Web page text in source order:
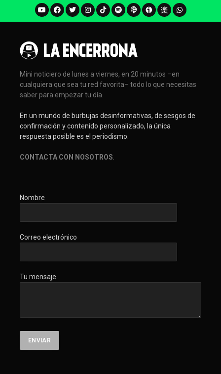
Mini noticiero de lunes a viernes, en 20 minutos –en
cualquiera que sea tu red favorita– todo lo que necesitas
saber para empezar tu día.
En un mundo de burbujas desinformativas, de sesgos de
confirmación y contenido personalizado, la única
respuesta posible es el periodismo.
CONTACTA CON NOSOTROS
Nombre
Correo electrónico
Tu mensaje